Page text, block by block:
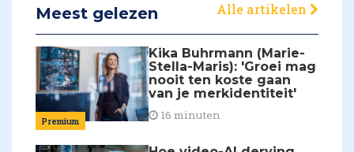
Meest gelezen Alle artikelen
Premium
Kika Buhrmann (Marie-
Stella-Maris): 'Groei mag
nooit ten koste gaan
van je merkidentiteit'
16 minuten